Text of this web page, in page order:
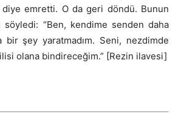
diye emretti. O da geri döndü. Bunun
“Ben, kendime senden daha
bir şey yaratmadım. Seni, nezdimde
olana bindireceğim.” [Rezin ilavesi]